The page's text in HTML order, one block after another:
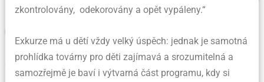
zkontrolovány, odekorovány a opět vypáleny.“
Exkurze má u dětí vždy velký úspěch: jednak je samotná
prohlídka továrny pro děti zajímavá a srozumitelná a
samozřejmě je baví i výtvarná část programu, kdy si